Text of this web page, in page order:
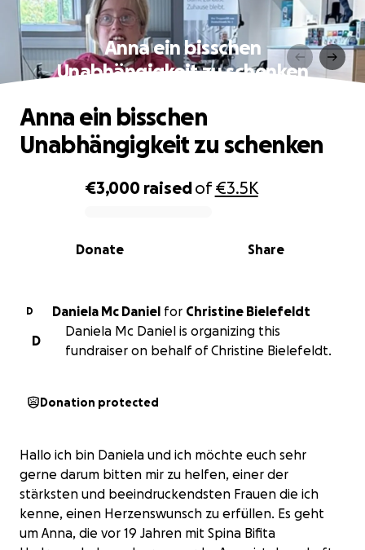
Anna ein bisschen
Unabhängigkeit zu schenken
0% complete
€3,000 raisedof€3.5K
Share
Donate
Anna ein bisschen
Unabhängigkeit zu schenken
D Daniela Mc Daniel for Christine Bielefeldt
D
Daniela Mc Daniel is organizing this
fundraiser on behalf of Christine Bielefeldt.
Donation protected
Hallo ich bin Daniela und ich möchte euch sehr
gerne darum bitten mir zu helfen, einer der
stärksten und beeindruckendsten Frauen die ich
kenne, einen Herzenswunsch zu erfüllen. Es geht
um Anna, die vor 19 Jahren mit Spina Bifita